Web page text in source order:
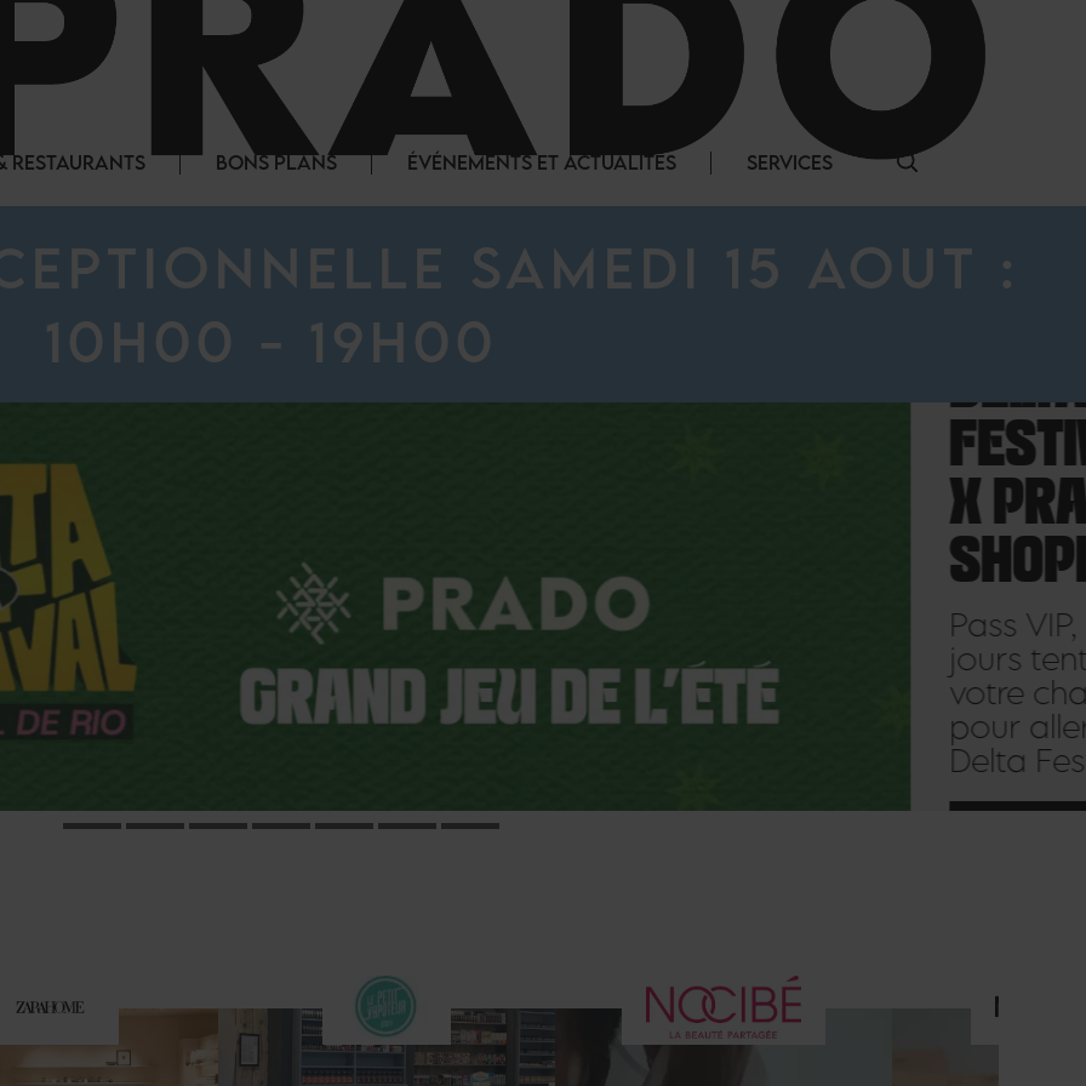
RESTAURANTS BONS PLANS ÉVÉNEMENTS ET ACTUALITÉS SERVICES
SAMEDI 15 AOUT :
10H00 - 19H00
DELTA
FESTIVAL
X PRADO
SHOPPING
Pass VIP, Pass 4
jours tentez
votre chance
pour aller au
Delta Festival